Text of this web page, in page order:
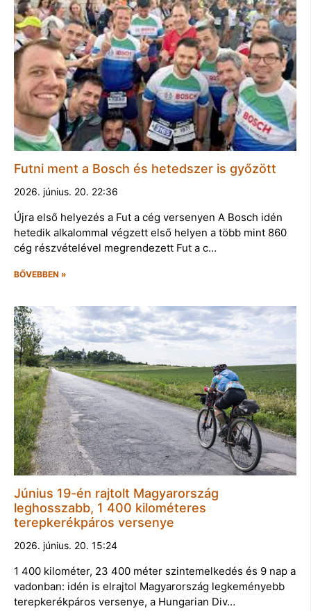
Futni ment a Bosch és hetedszer is győzött
2026. június. 20. 22:36
Újra első helyezés a Fut a cég versenyen A Bosch idén
hetedik alkalommal végzett első helyen a több mint 860
cég részvételével megrendezett Fut a c…
BŐVEBBEN »
Június 19-én rajtolt Magyarország
leghosszabb, 1 400 kilométeres
terepkerékpáros versenye
2026. június. 20. 15:24
1 400 kilométer, 23 400 méter szintemelkedés és 9 nap a
vadonban: idén is elrajtol Magyarország legkeményebb
terepkerékpáros versenye, a Hungarian Div…